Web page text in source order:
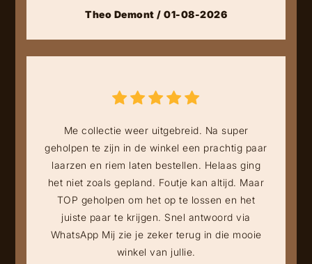
Theo Demont / 01-08-2026
Me collectie weer uitgebreid. Na super
geholpen te zijn in de winkel een prachtig paar
laarzen en riem laten bestellen. Helaas ging
het niet zoals gepland. Foutje kan altijd. Maar
TOP geholpen om het op te lossen en het
juiste paar te krijgen. Snel antwoord via
WhatsApp Mij zie je zeker terug in die mooie
winkel van jullie.